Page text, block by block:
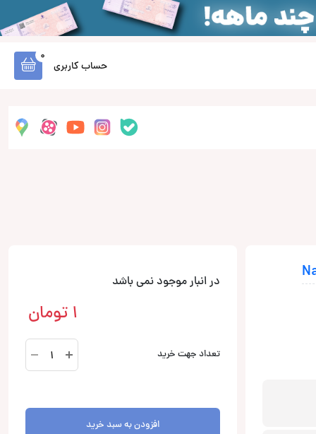
حساب کاربری
0
در انبار موجود نمی باشد
1 تومان
تعداد جهت خرید
NSW-
Z1206D2
Nakamichi
افزودن به سبد خرید